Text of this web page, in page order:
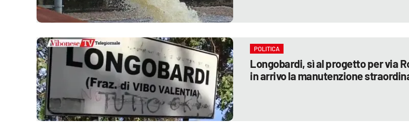
POLITICA
Longobardi, sì al progetto per via
in arrivo la manutenzione